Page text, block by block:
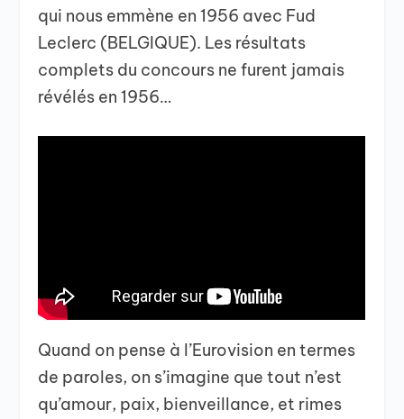
qui nous emmène en 1956 avec Fud
Leclerc (BELGIQUE). Les résultats
complets du concours ne furent jamais
révélés en 1956…
Quand on pense à l’Eurovision en termes
de paroles, on s’imagine que tout n’est
qu’amour, paix, bienveillance, et rimes